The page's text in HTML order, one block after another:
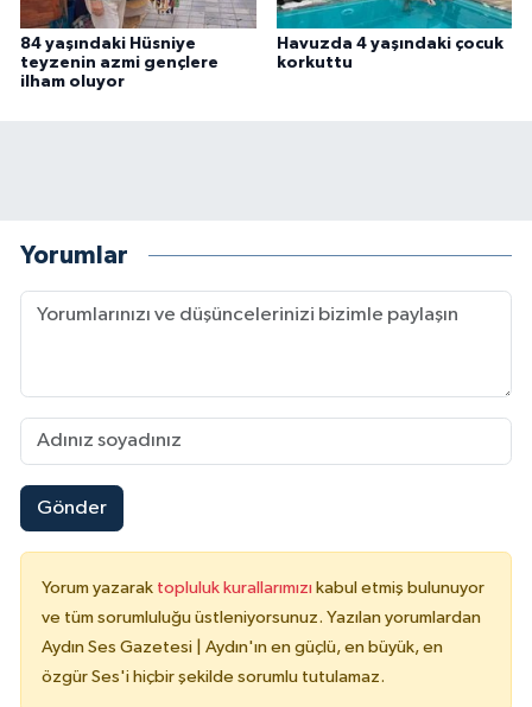
84 yaşındaki Hüsniye
teyzenin azmi gençlere
ilham oluyor
Havuzda 4 yaşındaki çocuk
korkuttu
Yorumlar
Gönder
Yorum yazarak topluluk kurallarımızı kabul etmiş bulunuyor
ve tüm sorumluluğu üstleniyorsunuz. Yazılan yorumlardan
Aydın Ses Gazetesi | Aydın'ın en güçlü, en büyük, en
özgür Ses'i hiçbir şekilde sorumlu tutulamaz.